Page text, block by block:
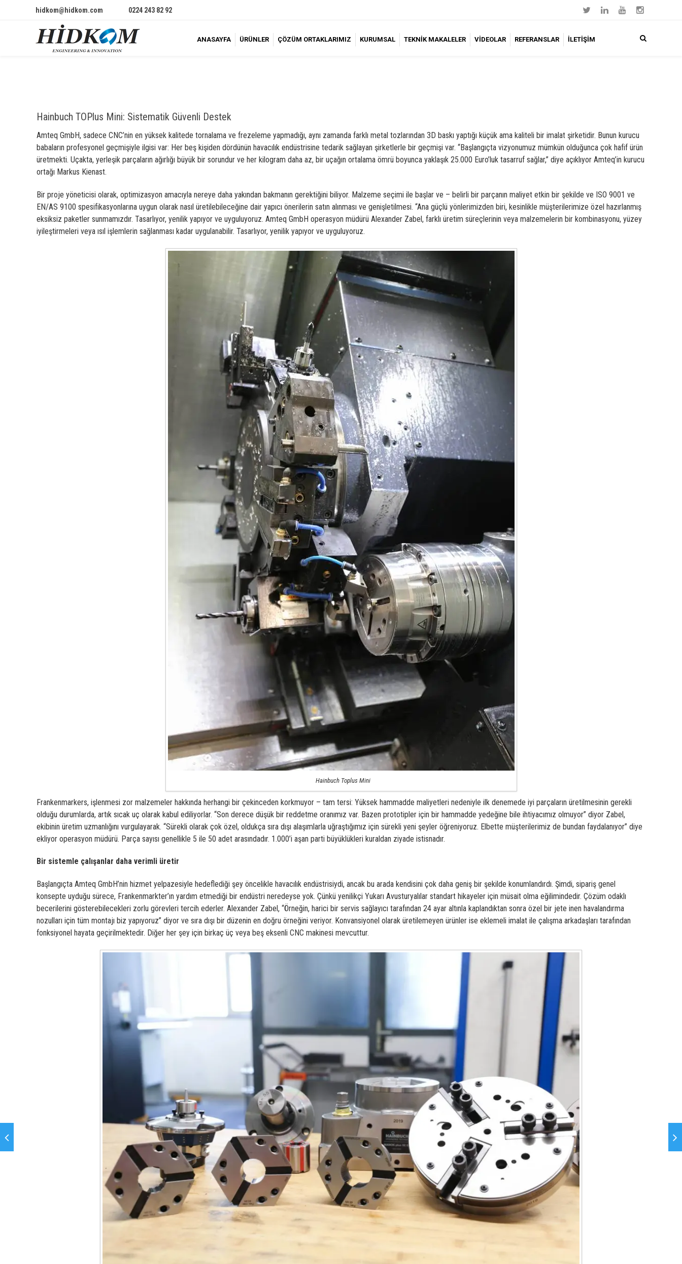
hidkom@hidkom.com 0224 243 82 92
ANASAYFA ÜRÜNLER ÇÖZÜM ORTAKLARIMIZ KURUMSAL TEKNİK MAKALELER VİDEOLAR REFERANSLAR İLETİŞİM
Hainbuch TOPlus Mini: Sistematik Güvenli Destek
Amteq GmbH, sadece CNC’nin en yüksek kalitede tornalama ve frezeleme yapmadığı, aynı zamanda farklı metal tozlarından 3D baskı yaptığı küçük ama kaliteli bir imalat şirketidir. Bunun kurucu
babaların profesyonel geçmişiyle ilgisi var: Her beş kişiden dördünün havacılık endüstrisine tedarik sağlayan şirketlerle bir geçmişi var. “Başlangıçta vizyonumuz mümkün olduğunca çok hafif ürün
üretmekti. Uçakta, yerleşik parçaların ağırlığı büyük bir sorundur ve her kilogram daha az, bir uçağın ortalama ömrü boyunca yaklaşık 25.000 Euro’luk tasarruf sağlar,” diye açıklıyor Amteq’in kurucu
ortağı Markus Kienast.
Bir proje yöneticisi olarak, optimizasyon amacıyla nereye daha yakından bakmanın gerektiğini biliyor. Malzeme seçimi ile başlar ve – belirli bir parçanın maliyet etkin bir şekilde ve ISO 9001 ve
EN/AS 9100 spesifikasyonlarına uygun olarak nasıl üretilebileceğine dair yapıcı önerilerin satın alınması ve genişletilmesi. “Ana güçlü yönlerimizden biri, kesinlikle müşterilerimize özel hazırlanmış
eksiksiz paketler sunmamızdır. Tasarlıyor, yenilik yapıyor ve uyguluyoruz. Amteq GmbH operasyon müdürü Alexander Zabel, farklı üretim süreçlerinin veya malzemelerin bir kombinasyonu, yüzey
iyileştirmeleri veya ısıl işlemlerin sağlanması kadar uygulanabilir. Tasarlıyor, yenilik yapıyor ve uyguluyoruz.
Hainbuch Toplus Mini
Frankenmarkers, işlenmesi zor malzemeler hakkında herhangi bir çekinceden korkmuyor – tam tersi: Yüksek hammadde maliyetleri nedeniyle ilk denemede iyi parçaların üretilmesinin gerekli
olduğu durumlarda, artık sıcak uç olarak kabul ediliyorlar. “Son derece düşük bir reddetme oranımız var. Bazen prototipler için bir hammadde yedeğine bile ihtiyacımız olmuyor” diyor Zabel,
ekibinin üretim uzmanlığını vurgulayarak. “Sürekli olarak çok özel, oldukça sıra dışı alaşımlarla uğraştığımız için sürekli yeni şeyler öğreniyoruz. Elbette müşterilerimiz de bundan faydalanıyor” diye
ekliyor operasyon müdürü. Parça sayısı genellikle 5 ile 50 adet arasındadır. 1.000’i aşan parti büyüklükleri kuraldan ziyade istisnadır.
Bir sistemle çalışanlar daha verimli üretir
Başlangıçta Amteq GmbH’nin hizmet yelpazesiyle hedeflediği şey öncelikle havacılık endüstrisiydi, ancak bu arada kendisini çok daha geniş bir şekilde konumlandırdı. Şimdi, sipariş genel
konsepte uyduğu sürece, Frankenmarkter’ın yardım etmediği bir endüstri neredeyse yok. Çünkü yenilikçi Yukarı Avusturyalılar standart hikayeler için müsait olma eğilimindedir. Çözüm odaklı
becerilerini gösterebilecekleri zorlu görevleri tercih ederler. Alexander Zabel, “Örneğin, harici bir servis sağlayıcı tarafından 24 ayar altınla kaplandıktan sonra özel bir jete inen havalandırma
nozulları için tüm montajı biz yapıyoruz” diyor ve sıra dışı bir düzenin en doğru örneğini veriyor. Konvansiyonel olarak üretilemeyen ürünler ise eklemeli imalat ile çalışma arkadaşları tarafından
fonksiyonel hayata geçirilmektedir. Diğer her şey için birkaç üç veya beş eksenli CNC makinesi mevcuttur.